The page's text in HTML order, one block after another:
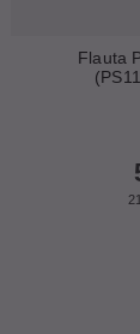
Flauta